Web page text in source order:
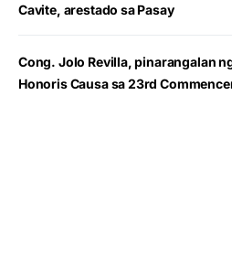
Cavite, arestado sa Pasay
Cong. Jolo Revilla, pinarangalan
Honoris Causa sa 23rd